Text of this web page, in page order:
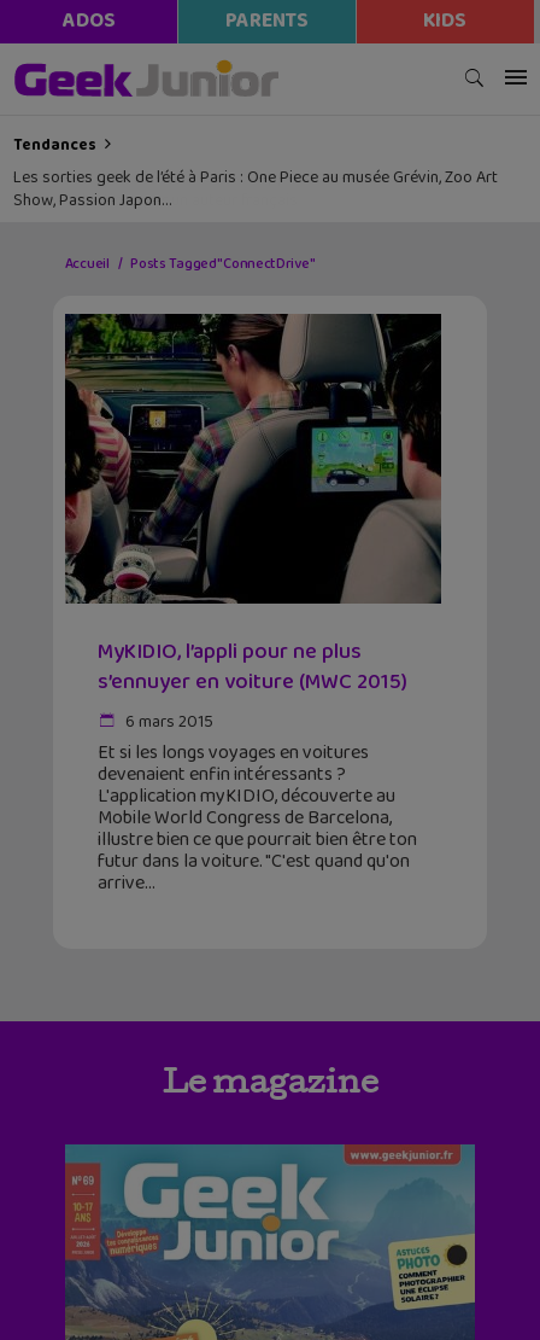
ADOS PARENTS KIDS
Tendances
Les sorties geek de l’été à Paris : One Piece au musée Grévin, Zoo Art
Show, Passion Japon…
Accueil Posts Tagged "ConnectDrive"
MyKIDIO, l’appli pour ne plus
s’ennuyer en voiture (MWC 2015)
6 mars 2015
Et si les longs voyages en voitures
devenaient enfin intéressants ?
L'application myKIDIO, découverte au
Mobile World Congress de Barcelona,
illustre bien ce que pourrait bien être ton
futur dans la voiture. "C'est quand qu'on
arrive
Le magazine